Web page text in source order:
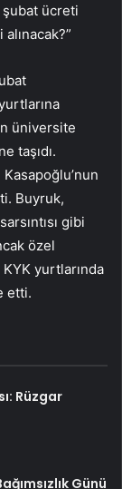
şubat ücreti
üniversite
taşıdı.
Buyruk,
gibi
özel
yurtlarında
etti.
Rüzgar
Günü